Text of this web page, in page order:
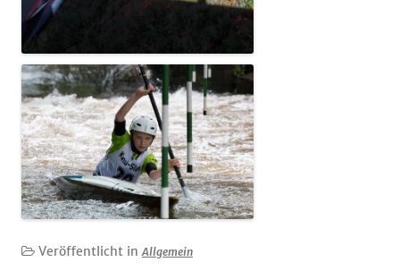
Veröffentlicht inAllgemein